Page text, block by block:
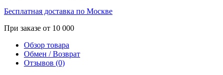
Бесплатная доставка по Москве
При заказе от 10 000
Обзор товара
Обмен / Возврат
Отзывов (0)